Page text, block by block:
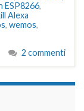
ESP8266,
Alexa
, wemos,
2 commenti